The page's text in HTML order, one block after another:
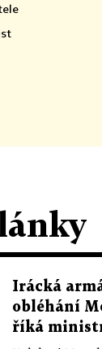
Irácká
obléhání
říká